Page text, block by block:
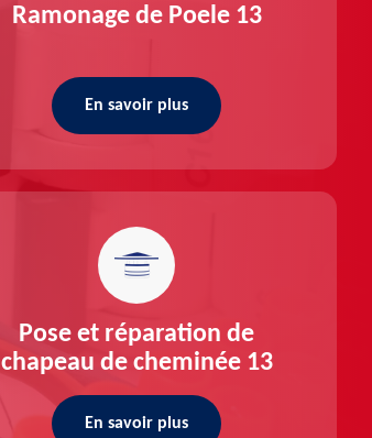
Ramonage de Poele 13
En savoir plus
Pose et réparation de
chapeau de cheminée 13
En savoir plus